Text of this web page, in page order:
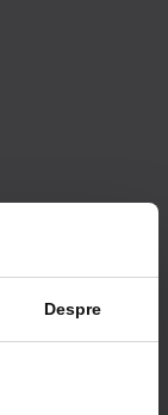
Despre